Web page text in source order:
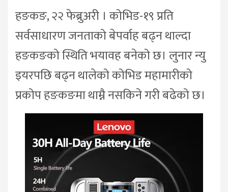
हङकङ, २२ फेब्रुअरी । कोभिड-१९ प्रति
सर्वसाधारण जनताको बेपर्वाह बढ्न थाल्दा
हङकङको स्थिति भयावह बनेको छ। लुनार न्यु
इयरपछि बढ्न थालेको कोभिड महामारीको
प्रकोप हङकङमा थाम्नै नसकिने गरी बढेको छ।